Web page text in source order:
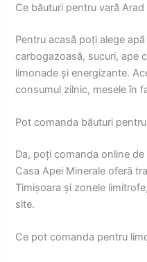
Ce băuturi pentru vară
Pentru acasă poți alege
carbogazoasă, sucuri, ape
limonade și energizante.
consumul zilnic, mesele în
Pot comanda băuturi
Da, poți comanda online
Casa Apei Minerale oferă
Timișoara și zonele
site.
Ce pot comanda pentru